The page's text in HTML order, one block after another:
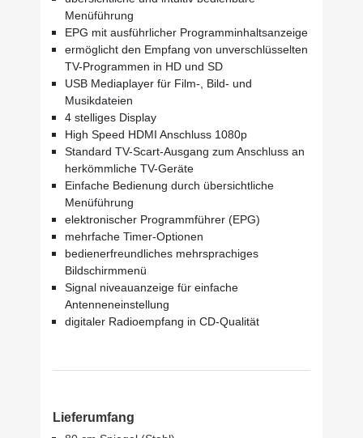
Menüführung
EPG mit ausführlicher Programminhaltsanzeige
ermöglicht den Empfang von unverschlüsselten
TV-Programmen in HD und SD
USB Mediaplayer für Film-, Bild- und
Musikdateien
4 stelliges Display
High Speed HDMI Anschluss 1080p
Standard TV-Scart-Ausgang zum Anschluss an
herkömmliche TV-Geräte
Einfache Bedienung durch übersichtliche
Menüführung
elektronischer Programmführer (EPG)
mehrfache Timer-Optionen
bedienerfreundliches mehrsprachiges
Bildschirmmenü
Signal niveauanzeige für einfache
Antenneneinstellung
digitaler Radioempfang in CD-Qualität
Lieferumfang